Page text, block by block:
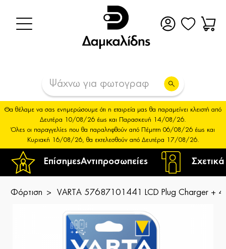
ΕπίσημεςΑντιπροσωπείες
Θα θέλαμε να σας ενημερώσουμε ότι η εταιρεία μας θα παραμείνει κλειστή από
Δευτέρα 10/08/26 έως και Παρασκευή 14/08/26.
Όλες οι παραγγελίες που θα παραληφθούν από Πέμπτη 06/08/26 έως και
Κυριακή 16/08/26, θα εκτελεσθούν από Δευτέρα 17/08/26.
Φόρτιση VARTA 57687101441 LCD Plug Charger +